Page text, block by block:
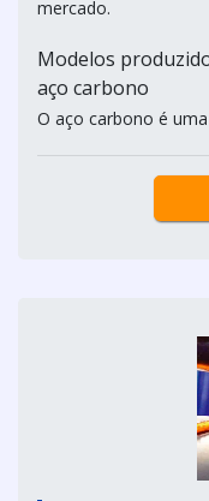
mercado.
Modelos
aço carbono
O aço carbono é